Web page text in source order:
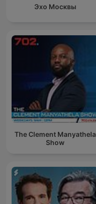
Эхо Москвы
The Clement Manyathela
Show